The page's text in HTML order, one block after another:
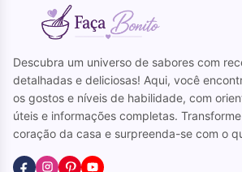
Descubra um universo de sabores com
detalhadas e deliciosas! Aqui, você
os gostos e níveis de habilidade, com
úteis e informações completas.
coração da casa e surpreenda-se com o